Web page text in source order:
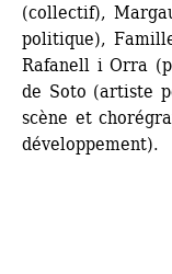
(collectif),
politique),
Rafanell i Orra
de Soto (artiste
scène et
développement).